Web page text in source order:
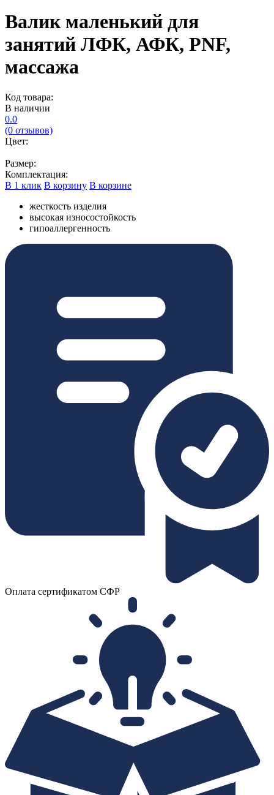
Валик маленький для
занятий ЛФК, АФК, PNF,
массажа
Код товара:
В наличии
0.0
(0 отзывов)
Цвет:
Размер:
Комплектация:
В 1 клик В корзину В корзине
жесткость изделия
высокая износостойкость
гипоаллергенность
Оплата сертификатом СФР